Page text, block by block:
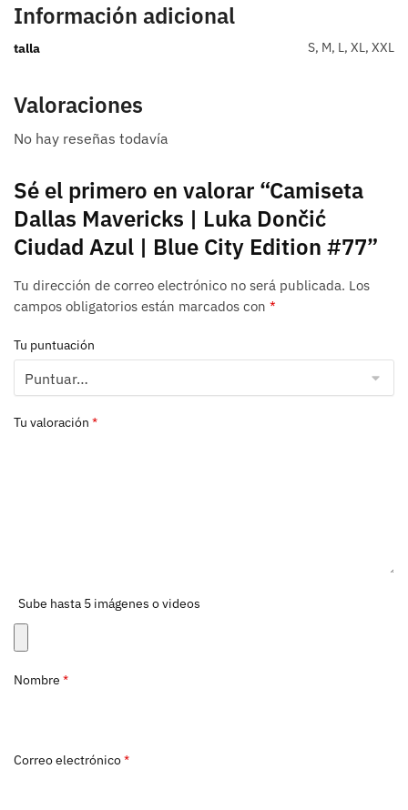
Información adicional
talla S, M, L, XL, XXL
Valoraciones
No hay reseñas todavía
Sé el primero en valorar “Camiseta
Dallas Mavericks | Luka Dončić
Ciudad Azul | Blue City Edition #77”
Tu dirección de correo electrónico no será publicada. Los
campos obligatorios están marcados con *
Tu puntuación
Tu valoración *
Sube hasta 5 imágenes o videos
Nombre *
Correo electrónico*